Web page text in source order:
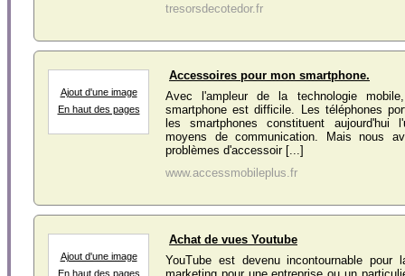
tresorsdecotedor.fr
Ajout d'une image
En haut des pages
Accessoires pour mon smartphone.
Avec l'ampleur de la technologie
smartphone est difficile. Les téléphones
les smartphones constituent aujourd'hui
moyens de communication. Mais nous
problèmes d'accessoir [...]
www.accessmobileplus.fr
Ajout d'une image
En haut des pages
Achat de vues Youtube
YouTube est devenu incontournable pour